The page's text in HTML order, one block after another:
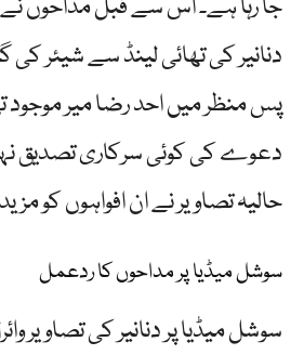
جا رہا ہے۔ اس سے قبل مداحوں
دنانیر کی تھائی لینڈ سے شیئر
پس منظر میں احد رضا میر موجود
دعوے کی کوئی سرکاری تصدیق
حالیہ تصاویر نے ان افواہوں کو
سوشل میڈیا پر مداحوں کا ردعمل
سوشل میڈیا پر دنانیر کی تصاویر